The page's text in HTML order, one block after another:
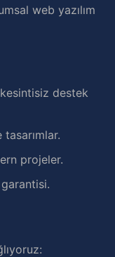
web yazılım
destek
projeler.